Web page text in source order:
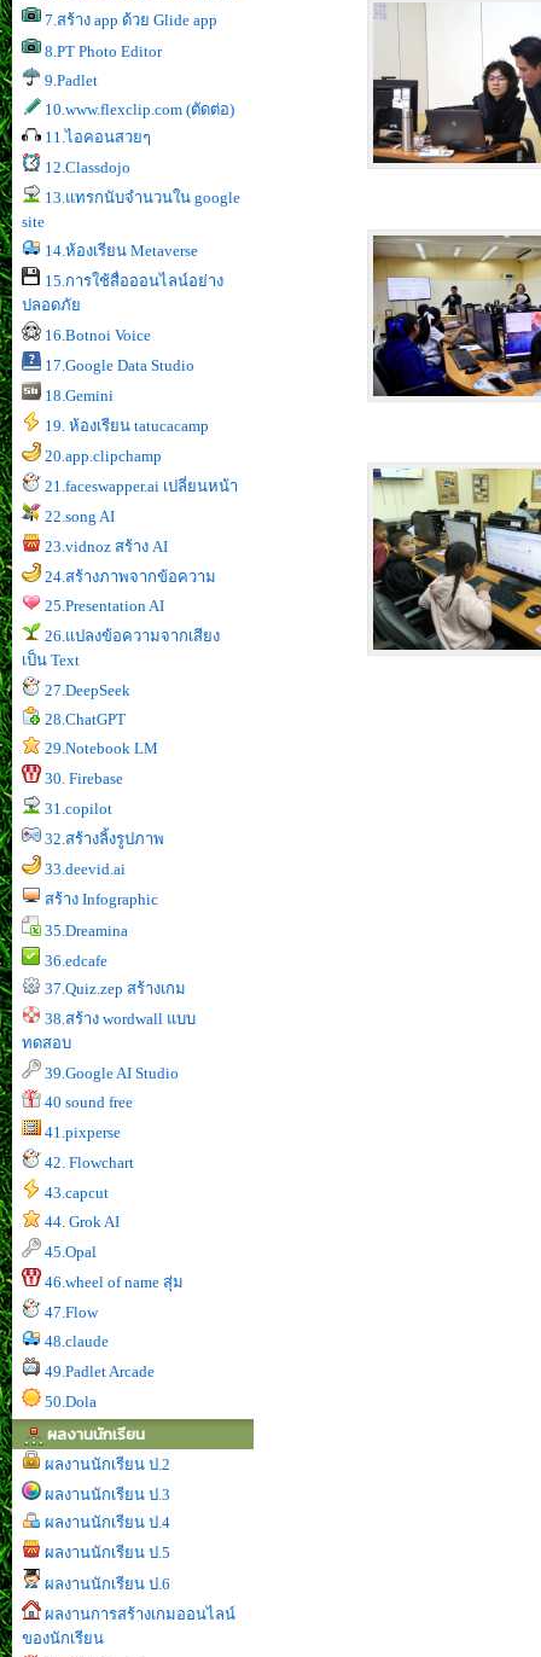
7.สร้าง app ด้วย Glide app
8.PT Photo Editor
9.Padlet
10.www.flexclip.com (ตัดต่อ)
11.ไอคอนสวยๆ
12.Classdojo
13.แทรกนับจำนวนใน google
site
14.ห้องเรียน Metaverse
15.การใช้สื่อออนไลน์อย่าง
ปลอดภัย
16.Botnoi Voice
17.Google Data Studio
18.Gemini
19. ห้องเรียน tatucacamp
20.app.clipchamp
21.faceswapper.ai เปลี่ยนหน้า
22.song AI
23.vidnoz สร้าง AI
24.สร้างภาพจากข้อความ
25.Presentation AI
26.แปลงข้อความจากเสียง
เป็น Text
27.DeepSeek
28.ChatGPT
29.Notebook LM
30. Firebase
31.copilot
32.สร้างลิ้งรูปภาพ
33.deevid.ai
สร้าง Infographic
35.Dreamina
36.edcafe
37.Quiz.zep สร้างเกม
38.สร้าง wordwall แบบ
ทดสอบ
39.Google AI Studio
40 sound free
41.pixperse
42. Flowchart
43.capcut
44. Grok AI
45.Opal
46.wheel of name สุ่ม
47.Flow
48.claude
49.Padlet Arcade
50.Dola
ผลงานนักเรียน
ผลงานนักเรียน ป.2
ผลงานนักเรียน ป.3
ผลงานนักเรียน ป.4
ผลงานนักเรียน ป.5
ผลงานนักเรียน ป.6
ผลงานการสร้างเกมออนไลน์
ของนักเรียน